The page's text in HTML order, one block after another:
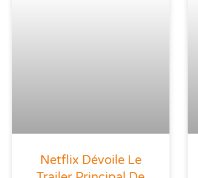
Netflix Dévoile Le